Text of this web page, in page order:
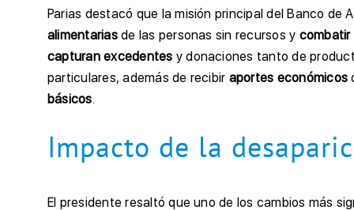
Parias destacó que la misión principal del Banco de
alimentariasde las personas sin recursos y combatir
capturan excedentes y donaciones tanto de
particulares, además de recibir aportes económicos
básicos.
Impacto de la
El presidente resaltó que uno de los cambios más